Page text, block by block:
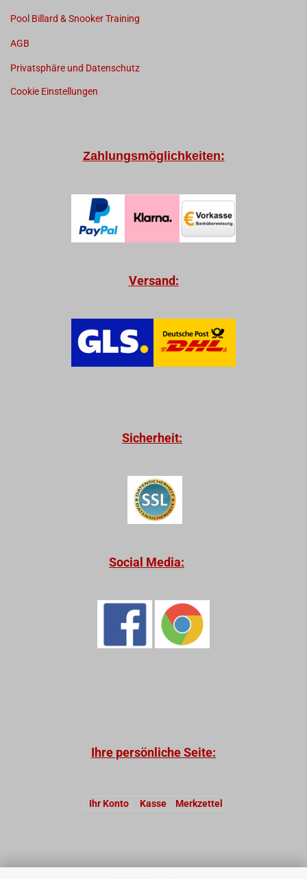
Pool Billard & Snooker Training
AGB
Privatsphäre und Datenschutz
Cookie Einstellungen
Zahlungsmöglichkeiten:
Versand:
Sicherheit:
Social Media:
Ihre persönliche Seite:
Ihr Konto Kasse Merkzettel